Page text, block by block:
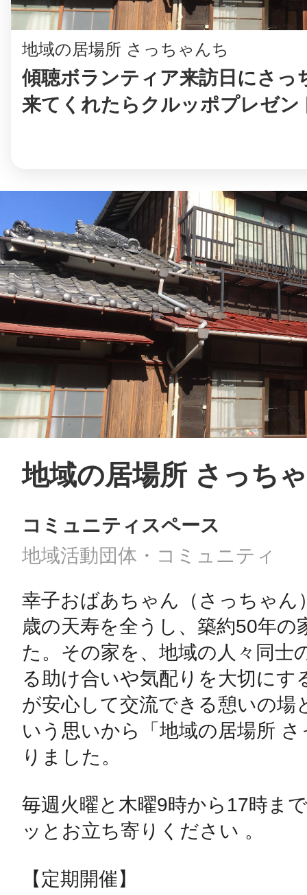
地域の居場所 さっちゃんち
傾聴ボランティア来訪日にさっ
来てくれたらクルッポプレゼン
地域の居場所 さっち
コミュニティスペース
地域活動団体・コミュニティ
幸子おばあちゃん（さっちゃん
歳の天寿を全うし、築約50年の
た。その家を、地域の人々同士
る助け合いや気配りを大切にす
が安心して交流できる憩いの場
いう思いから「地域の居場所
りました。
毎週火曜と木曜9時から17時ま
ッとお立ち寄りください 。
【定期開催】